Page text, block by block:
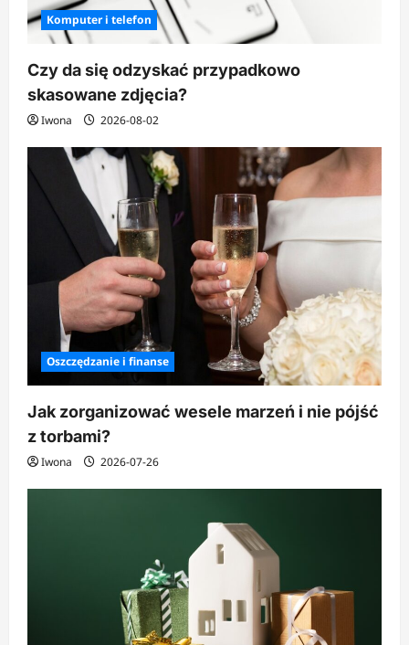
Komputer i telefon
Czy da się odzyskać przypadkowo
skasowane zdjęcia?
Iwona 2026-08-02
Oszczędzanie i finanse
Jak zorganizować wesele marzeń i nie pójść
z torbami?
Iwona 2026-07-26